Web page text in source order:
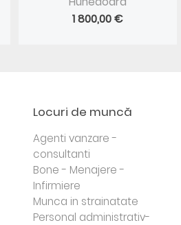
1 800,00 €
Locuri de muncă
Agenti vanzare -
consultanti
Bone - Menajere -
Infirmiere
Munca in strainatate
Personal administrativ-